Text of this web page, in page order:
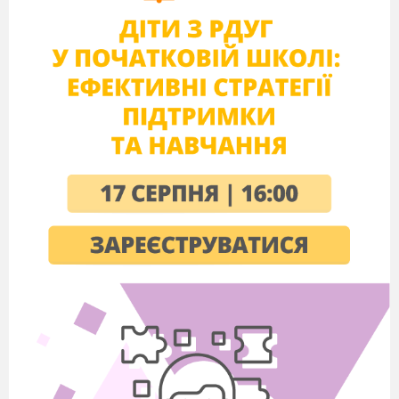
Лисенятко-першокласник.
У Лисиці був синок — руденьке Лисенятко.
проводжала сина до школи.
Лисенятко було не дуже старанним учнем. Йому не
снідати.
От Лисенятко й вирішило: не піду сьогодні до школи.
Воно думало, що мама скаже: «Бідне моє Лисенятко,
лежи у ліжечку, не ходи до школи, зараз я тобі солодкої
кашки дам».
А мама говорить:
— Зубний біль — це дуже небезпечна хвороба. Зараз
піду до Ведмедя — зубного лікаря. Хай прийде й вирве